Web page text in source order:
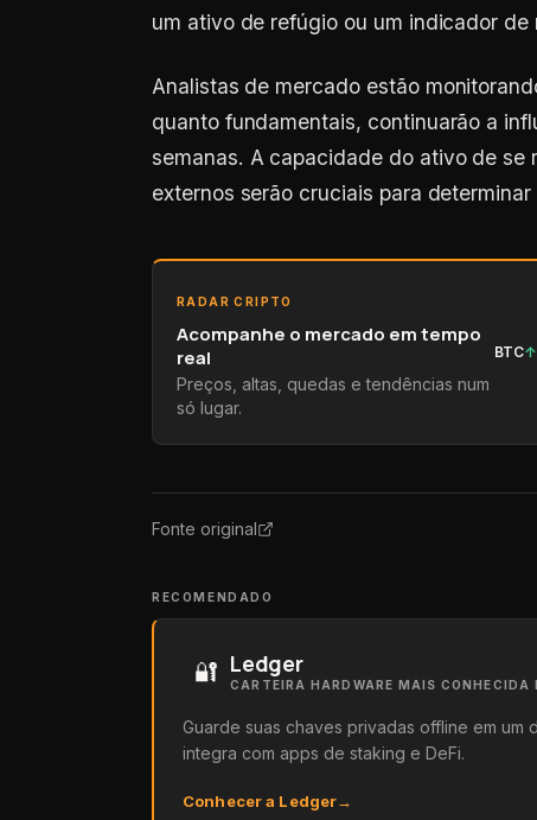
um ativo de refúgio ou um indicador de
Analistas de mercado estão
quanto fundamentais, continuarão a
semanas. A capacidade do ativo de se
externos serão cruciais para
RADAR CRIPTO
Acompanhe o mercado em tempo
real
Preços, altas, quedas e tendências num
só lugar.
BTC↑
Fonte original
RECOMENDADO
🔐 Ledger
CARTEIRA HARDWARE MAIS CONHECIDA
Guarde suas chaves privadas offline em
integra com apps de staking e DeFi.
Conhecer a Ledger→